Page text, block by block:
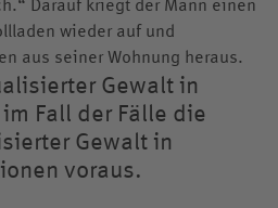
wieder auf und
aus seiner Wohnung heraus.
Gewalt in
Fall der Fälle die
Gewalt in
voraus.